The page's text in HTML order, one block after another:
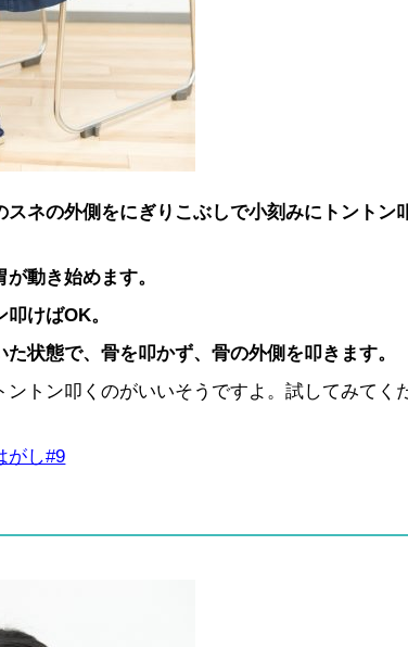
ネの外側をにぎりこぶしで小刻みにトントン
動き始めます。
けばOK。
状態で、骨を叩かず、骨の外側を叩きます。
トン叩くのがいいそうですよ。試してみてく
がし#9